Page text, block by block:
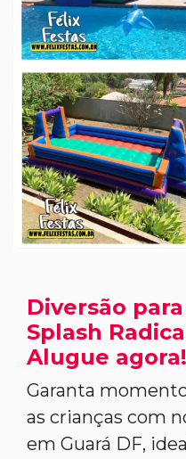
Diversão
Splash
Alugue agora!
Garanta
as crianças com
em Guará DF,